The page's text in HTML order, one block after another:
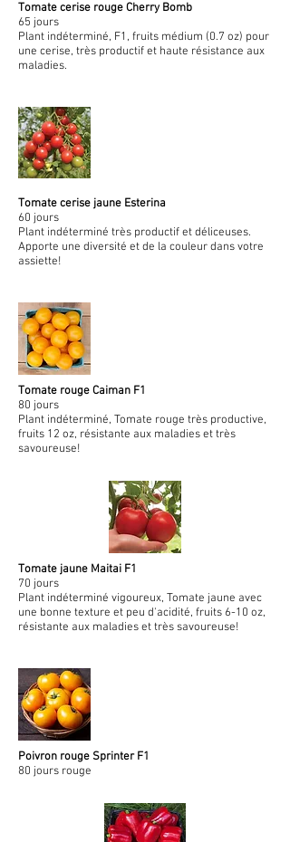
Tomate cerise rouge Cherry Bomb
65 jours
Plant indéterminé, F1, fruits médium (0.7 oz) pour
une cerise, très productif et haute résistance aux
maladies.
Tomate cerise jaune Esterina
60 jours
Plant indéterminé très productif et déliceuses.
Apporte une diversité et de la couleur dans votre
assiette!
Tomate rouge Caiman F1
80 jours
Plant indéterminé, Tomate rouge très productive,
fruits 12 oz, résistante aux maladies et très
savoureuse!
Tomate jaune Maitai F1
70 jours
Plant indéterminé vigoureux, Tomate jaune avec
une bonne texture et peu d'acidité, fruits 6-10 oz,
résistante aux maladies et très savoureuse!
Poivron rouge Sprinter F1
80 jours rouge